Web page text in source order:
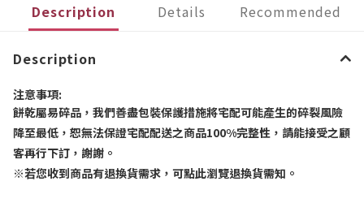
Description Details Recommended
Description
注意事項:
餅乾屬易碎品，我們善盡包裝保護措施將宅配可能產生的碎裂風險
降至最低，恕無法保證宅配配送之商品100%完整性，請能接受之顧
客再行下訂，謝謝。
※若您收到商品有退換貨需求，可點此瀏覽退換貨需知。